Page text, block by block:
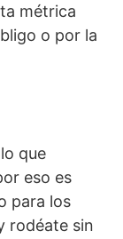
métrica
o por la
que
eso es
para los
rodéate sin